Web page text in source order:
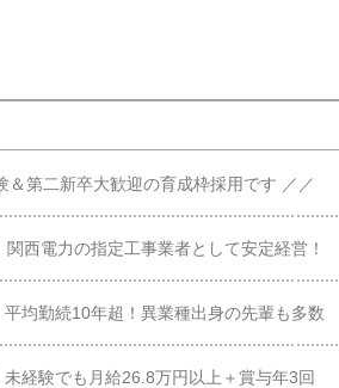
第二新卒大歓迎の育成枠採用です ／／
関西電力の指定工事業者として安定経営！
平均勤続10年超！異業種出身の先輩も多数
未経験でも月給26.8万円以上＋賞与年3回